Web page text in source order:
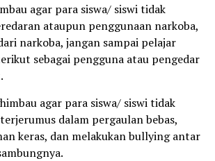
agar para siswa/ siswi tidak
ataupun penggunaan narkoba,
narkoba, jangan sampai pelajar
sebagai pengguna atau pengedar
agar para siswa/ siswi tidak
dalam pergaulan bebas,
keras, dan melakukan bullying antar